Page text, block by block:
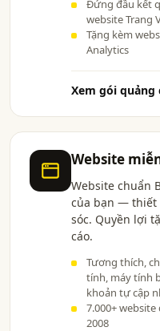
Đứng đầu kết
website Trang
Tặng kèm
Analytics
Xem gói quảng
Website
Website chuẩn
của bạn — thiết
sóc. Quyền lợi
cáo.
Tương thích,
tính, máy tính
khoản tự cập
7.000+
2008